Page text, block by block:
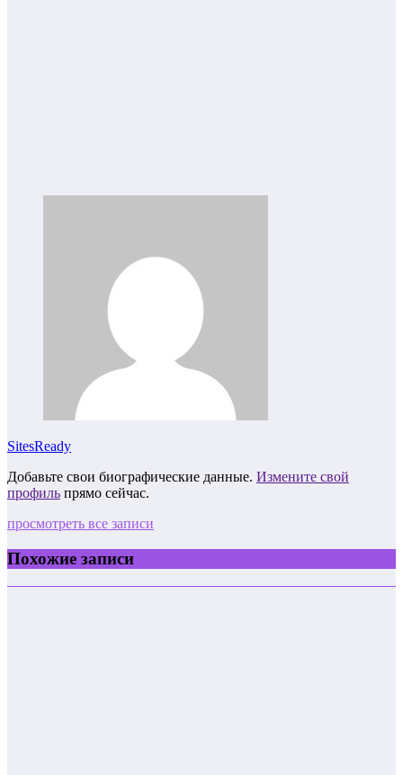
SitesReady
Добавьте свои биографические данные. Измените свой
профиль прямо сейчас.
просмотреть все записи
Похожие записи